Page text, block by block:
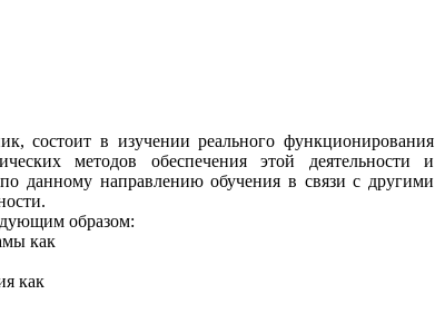
состоит в изучении реального функционирования
методов обеспечения этой деятельности и
данному направлению обучения в связи с дру­гими
образом:
как
как